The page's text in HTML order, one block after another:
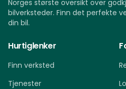
Norges største oversikt over
bilverksteder. Finn det perfekte
din bil.
Hurtiglenker
Finn verksted
Tjenester